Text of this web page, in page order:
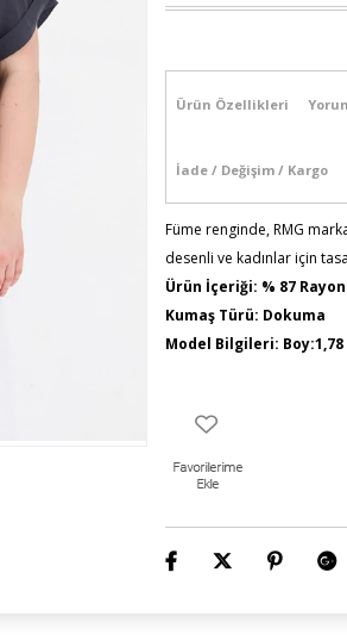
Ürün Özellikleri
İade / Değişim / Kargo
Füme renginde, RMG
desenli ve kadınlar için
Ürün İçeriği: % 87
Kumaş Türü: Dokuma
Model Bilgileri: Boy:1,78